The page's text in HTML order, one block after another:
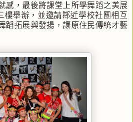
感，最後將課堂上所學舞蹈之美展
樓舉辦，並邀請鄰近學校社團相互
蹈拓展與發揚，讓原住民傳統才藝